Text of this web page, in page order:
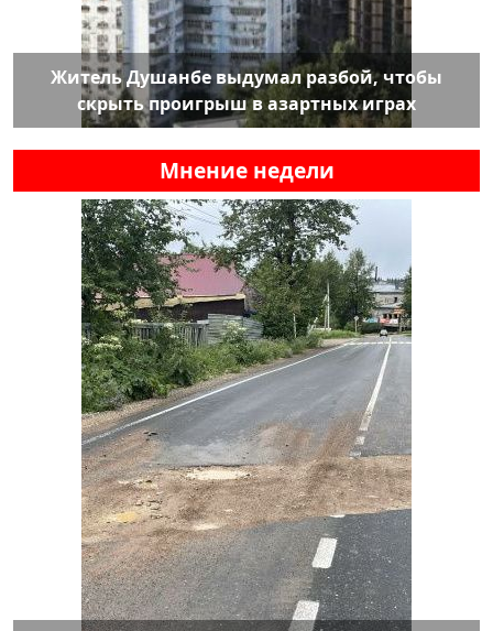
Житель Душанбе выдумал разбой, чтобы
скрыть проигрыш в азартных играх
Мнение недели